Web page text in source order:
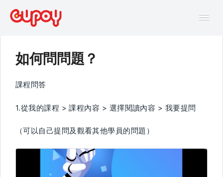
線上互動課程FAQ
如何問問題？
課程問答
1.從我的課程 > 課程內容 > 選擇閱讀內容 > 我要提問
（可以自己提問及觀看其他學員的問題）